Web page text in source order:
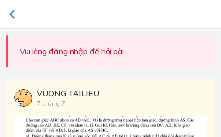
Vui lòng đăng nhập để hỏi bài
VUONG TAILIEU
7 tháng 7